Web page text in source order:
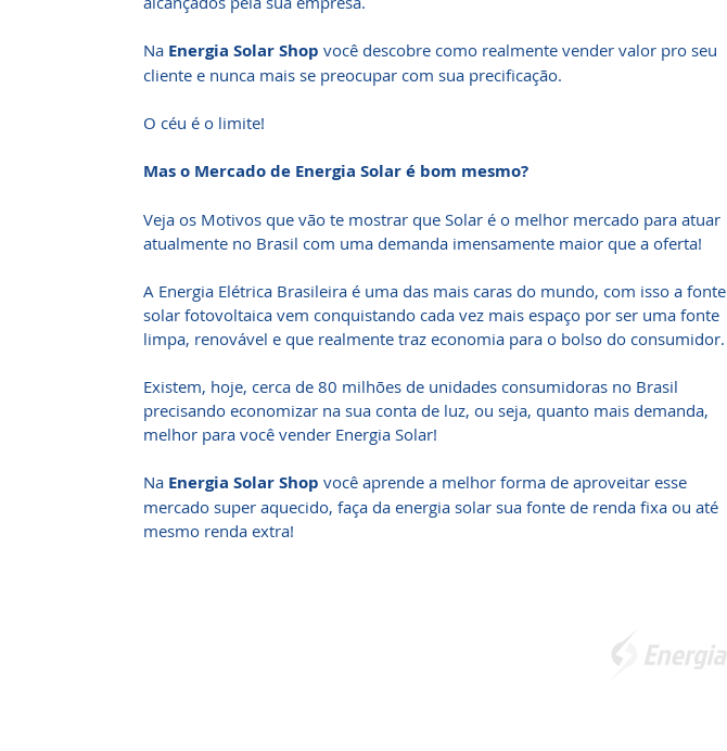
Na Energia Solar Shop você descobre como realmente vender valor pro seu
cliente e nunca mais se preocupar com sua precificação.
O céu é o limite!
Mas o Mercado de Energia Solar é bom mesmo?
Veja os Motivos que vão te mostrar que Solar é o melhor mercado para atuar
atualmente no Brasil com uma demanda imensamente maior que a oferta!
A Energia Elétrica Brasileira é uma das mais caras do mundo, com isso a fonte
solar fotovoltaica vem conquistando cada vez mais espaço por ser uma fonte
limpa, renovável e que realmente traz economia para o bolso do consumidor.
Existem, hoje, cerca de 80 milhões de unidades consumidoras no Brasil
precisando economizar na sua conta de luz, ou seja, quanto mais demanda,
melhor para você vender Energia Solar!
Na Energia Solar Shop você aprende a melhor forma de aproveitar esse
mercado super aquecido, faça da energia solar sua fonte de renda fixa ou até
mesmo renda extra!